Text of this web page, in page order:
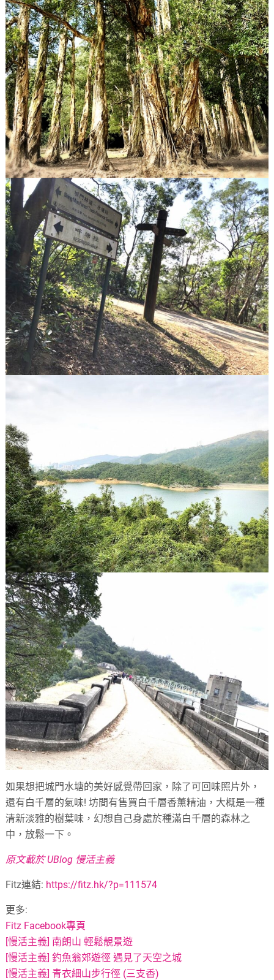
如果想把城門水塘的美好感覺帶回家，除了可回味照片外，
還有白千層的氣味! 坊間有售買白千層香薰精油，大概是一種
清新淡雅的樹葉味，幻想自己身處於種滿白千層的森林之
中，放鬆一下。
原文載於 UBlog 慢活主義
Fitz連結: https://fitz.hk/?p=111574
更多:
Fitz Facebook專頁
[慢活主義] 南朗山 輕鬆靚景遊
[慢活主義] 釣魚翁郊遊徑 遇見了天空之城
[慢活主義] 青衣細山步行徑 (三支香)